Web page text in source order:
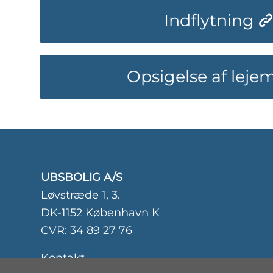
Indflytning
Opsigelse af
UBSBOLIG A/S
Løvstræde 1, 3.
DK-1152 København K
CVR: 34 89 27 76
Kontakt